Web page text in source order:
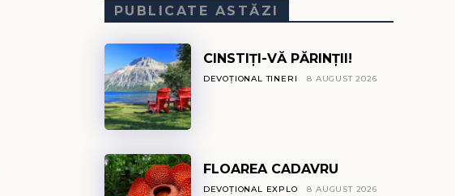
PUBLICATE ASTĂZI
CINSTIȚI-VĂ PĂRINȚII!
DEVOȚIONAL TINERI 8 AUGUST 2026
FLOAREA CADAVRU
DEVOȚIONAL EXPLO 8 AUGUST 2026